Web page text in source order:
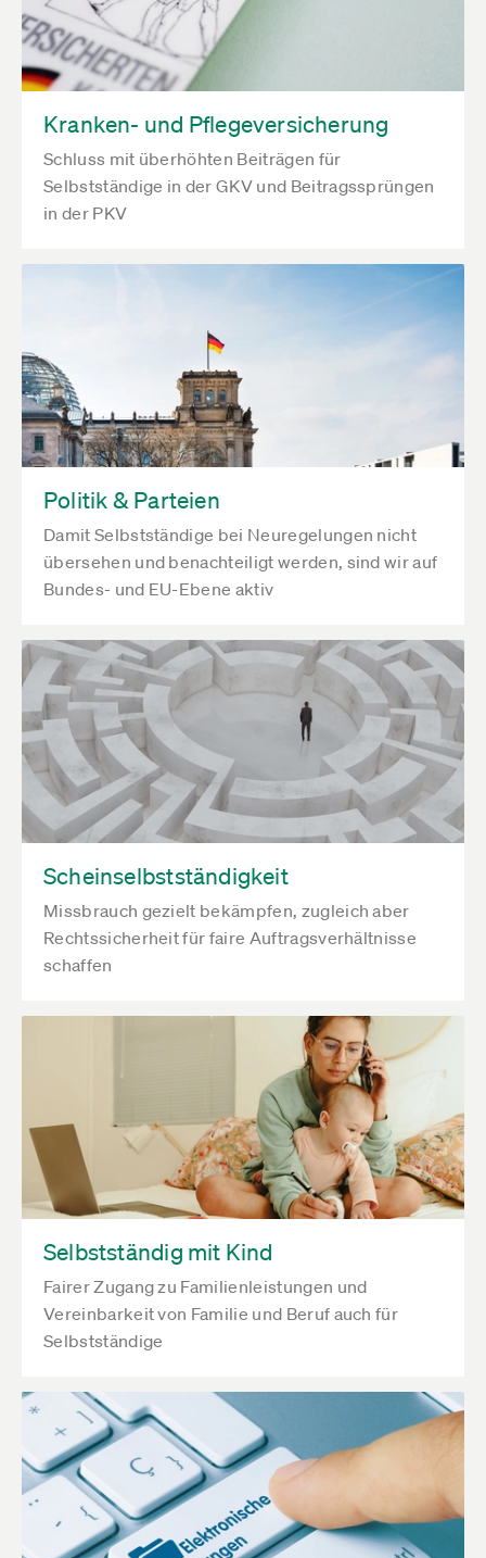
Kranken- und Pflegeversicherung
Schluss mit überhöhten Beiträgen für
Selbstständige in der GKV und Beitragssprüngen
in der PKV
Politik & Parteien
Damit Selbstständige bei Neuregelungen nicht
übersehen und benachteiligt werden, sind wir auf
Bundes- und EU-Ebene aktiv
Scheinselbstständigkeit
Missbrauch gezielt bekämpfen, zugleich aber
Rechtssicherheit für faire Auftragsverhältnisse
schaffen
Selbstständig mit Kind
Fairer Zugang zu Familienleistungen und
Vereinbarkeit von Familie und Beruf auch für
Selbstständige